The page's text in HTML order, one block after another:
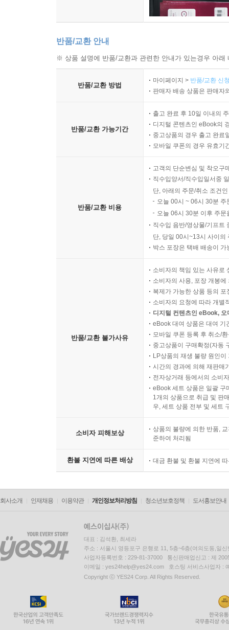
반품/교환 안내
※ 상품 설명에 반품/교환과 관련한 안내가 있는경우 아
반품/교환 방법
마이페이지 > 반품/교환 신
판매자 배송 상품은 판매자
반품/교환 가능기간
출고 완료 후 10일 이내의
디지털 콘텐츠인 eBook의
중고상품의 경우 출고 완료
모바일 쿠폰의 경우 유효기
반품/교환 비용
고객의 단순변심 및 착오구
직수입양서/직수입일서중
단, 아래의 주문/취소 조건
오늘 00시 ~ 06시 30분
오늘 06시 30분 이후 주
직수입 음반/영상물/기프트
단, 당일 00시~13시 사이의
박스 포장은 택배 배송이
반품/교환 불가사유
소비자의 책임 있는 사유로
소비자의 사용, 포장 개봉
복제가 가능한 상품 등의
소비자의 요청에 따라 개별
디지털 컨텐츠인 eBook,
eBook 대여 상품은 대여 기
모바일 쿠폰 등록 후 취소/
중고상품이 구매확정(자동
LP상품의 재생 불량 원인
시간의 경과에 의해 재판매
전자상거래 등에서의 소비
eBook 세트 상품은 일괄 구
1개의 상품으로 취급 및 판
우, 세트 상품 전부 및 세트
소비자 피해보상
상품의 불량에 의한 반품,
준하여 처리됨
환불 지연에 따른 배상 대금 환불 및 환불 지연에
회사소개 인재채용 이용약관 개인정보처리방침 청소년보호정책 도서홍보안내
대표 : 김석환, 최세라
주소 : 서울시 영등포구 은행로 11, 5층~6층(여의도동,일신
사업자등록번호 : 229-81-37000 통신판매업신고 : 제
이메일 : yes24help@yes24.com 호스팅 서비스사업자 :
Copyright ⓒ YES24 Corp. All Rights Reserved.